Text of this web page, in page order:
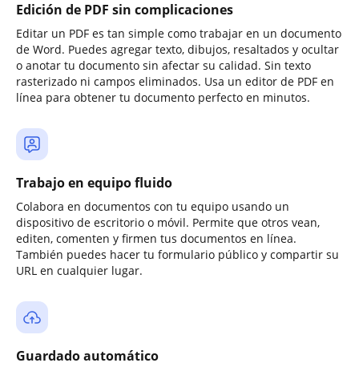
Edición de PDF sin complicaciones
Editar un PDF es tan simple como trabajar en un documento
de Word. Puedes agregar texto, dibujos, resaltados y ocultar
o anotar tu documento sin afectar su calidad. Sin texto
rasterizado ni campos eliminados. Usa un editor de PDF en
línea para obtener tu documento perfecto en minutos.
Trabajo en equipo fluido
Colabora en documentos con tu equipo usando un
dispositivo de escritorio o móvil. Permite que otros vean,
editen, comenten y firmen tus documentos en línea.
También puedes hacer tu formulario público y compartir su
URL en cualquier lugar.
Guardado automático